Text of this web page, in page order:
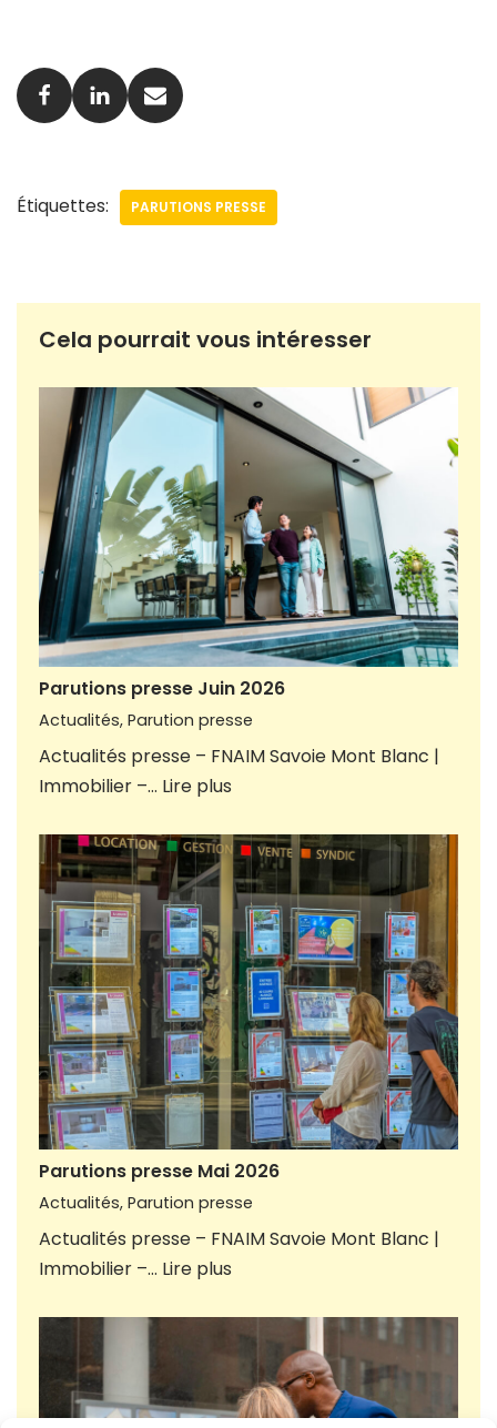
Étiquettes: PARUTIONS PRESSE
Cela pourrait vous intéresser
Parutions presse Juin 2026
Actualités, Parution presse
Actualités presse – FNAIM Savoie Mont Blanc |
Immobilier –… Lire plus
Parutions presse Mai 2026
Actualités, Parution presse
Actualités presse – FNAIM Savoie Mont Blanc |
Immobilier –… Lire plus